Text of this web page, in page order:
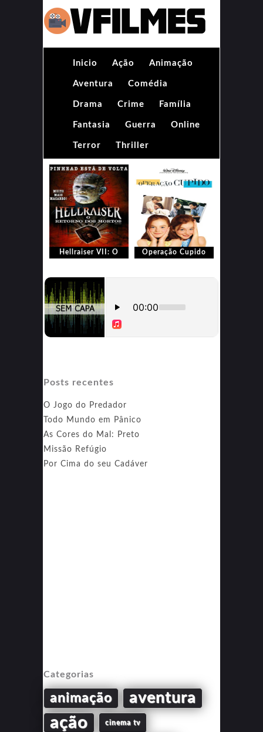
Inicio Ação Animação
Aventura Comédia
Drama Crime Família
Fantasia Guerra Online
Terror Thriller
Hellraiser VII: O
Operação Cupido
Posts recentes
O Jogo do Predador
Todo Mundo em Pânico
As Cores do Mal: Preto
Missão Refúgio
Por Cima do seu Cadáver
Categorias
animação aventura
ação cinema tv